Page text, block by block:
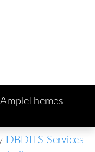
DBDITS Services